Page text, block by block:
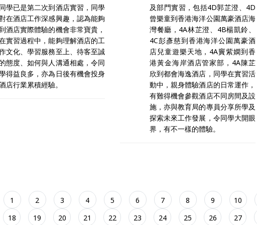
學已是第二次到酒店實習，同學
在酒店工作深感興趣，認為能夠
酒店實際體驗的機會非常寶貴，
實習過程中，能夠理解酒店的工
文化、學習服務至上、待客至誠
態度、如何與人溝通相處，令同
得益良多，亦為日後有機會投身
店行業累積經驗。
及部門實習，包括4D郭芷澄、4D
曾樂童到香港海洋公園萬豪酒店海
灣餐廳，4A林芷澄、4B楊凱鈴、
4C彭彥慈到香港海洋公園萬豪酒
店兒童遊樂天地，4A竇紫嫻到香
港黃金海岸酒店管家部，4A陳芷
欣到都會海逸酒店，同學在實習活
動中，親身體驗酒店的日常運作，
有難得機會參觀酒店不同房間及設
施，亦與教育局的專員分享所學及
探索未來工作發展，令同學大開眼
界，有不一樣的體驗。
1 2 3 4 5 6 7 8 9 10
18
19 20 21 22 23 24 25 26 27